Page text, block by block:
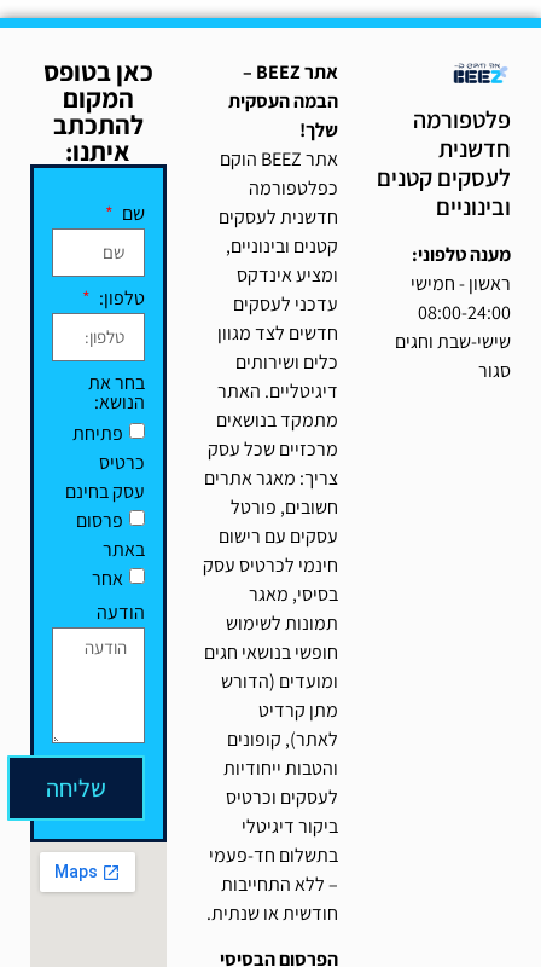
פלטפורמה
חדשנית
לעסקים קטנים
ובינוניים
מענה טלפוני:
ראשון - חמישי
שישי-שבת וחגים
סגור
אתר BEEZ –
הבמה העסקית
שלך!
אתר BEEZ הוקם
כפלטפורמה
חדשנית לעסקים
קטנים ובינוניים,
ומציע אינדקס
עדכני לעסקים
חדשים לצד מגוון
כלים ושירותים
דיגיטליים. האתר
מתמקד בנושאים
מרכזיים שכל עסק
צריך: מאגר אתרים
חשובים, פורטל
עסקים עם רישום
חינמי לכרטיס עסק
בסיסי, מאגר
תמונות לשימוש
חופשי בנושאי חגים
ומועדים (הדורש
מתן קרדיט
לאתר), קופונים
והטבות ייחודיות
לעסקים וכרטיס
ביקור דיגיטלי
בתשלום חד-פעמי
– ללא התחייבות
חודשית או שנתית.
הפרסום הבסיסי
כאן בטופס
המקום
להתכתב
איתנו:
שם
טלפון:
בחר את
הנושא:
פתיחת
כרטיס
עסק בחינם
פרסום
באתר
אחר
הודעה
שליחה